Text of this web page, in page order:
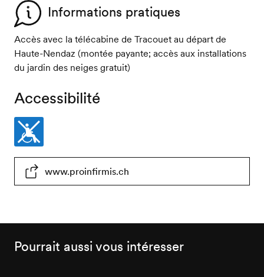
Informations pratiques
Accès avec la télécabine de Tracouet au départ de
Haute-Nendaz (montée payante; accès aux installations
du jardin des neiges gratuit)
Accessibilité
Non
accessiblewww.proinfirmis.ch
Pourrait aussi vous intéresser